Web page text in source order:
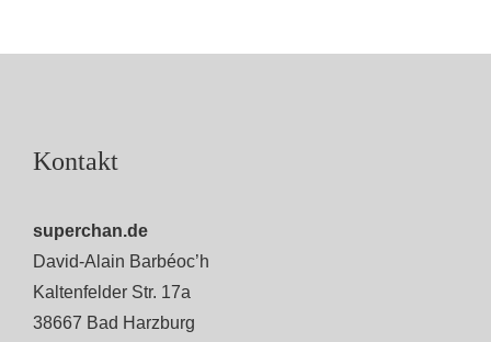
Kontakt
superchan.de
David-Alain Barbéoc’h
Kaltenfelder Str. 17a
38667 Bad Harzburg